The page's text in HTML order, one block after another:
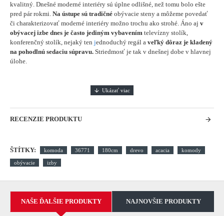
kvalitný. Dnešné moderné interiéry sú úplne odlišné, než tomu bolo ešte
pred pár rokmi. Na ústupe sú tradičné obývacie steny a môžeme povedať
či charakterizovať moderné interiéry možno trochu ako strohé. Áno aj v
obývacej izbe dnes je často jediným vybavením televízny stolík,
konferenčný stolík, nejaký ten jednoduchý regál a veľký dôraz je kladený
na pohodlnú sedaciu súpravu. Striedmosť je tak v dnešnej dobe v hlavnej
úlohe.
RECENZIE PRODUKTU
ŠTÍTKY: komoda 36771 180cm drevo acacia komody
obývacie izby
NAŠE ĎALŠIE PRODUKTY NAJNOVŠIE PRODUKTY